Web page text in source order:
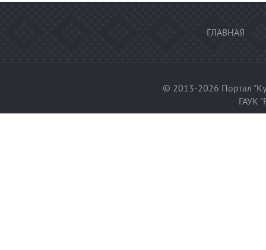
ГЛАВНАЯ
© 2013-2026 Портал
ГАУК